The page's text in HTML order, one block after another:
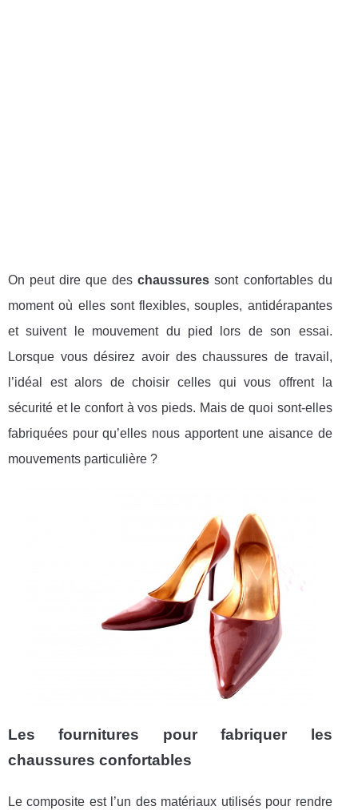
On peut dire que deschaussures sont confortables du
moment où elles sont flexibles, souples, antidérapantes
et suivent le mouvement du pied lors de son essai.
Lorsque vous désirez avoir des chaussures de travail,
l’idéal est alors de choisir celles qui vous offrent la
sécurité et le confort à vos pieds. Mais de quoi sont-elles
fabriquées pour qu’elles nous apportent une aisance de
mouvements particulière ?
Les fournitures pour fabriquer les
chaussures confortables
Le composite est l’un des matériaux utilisés pour rendre